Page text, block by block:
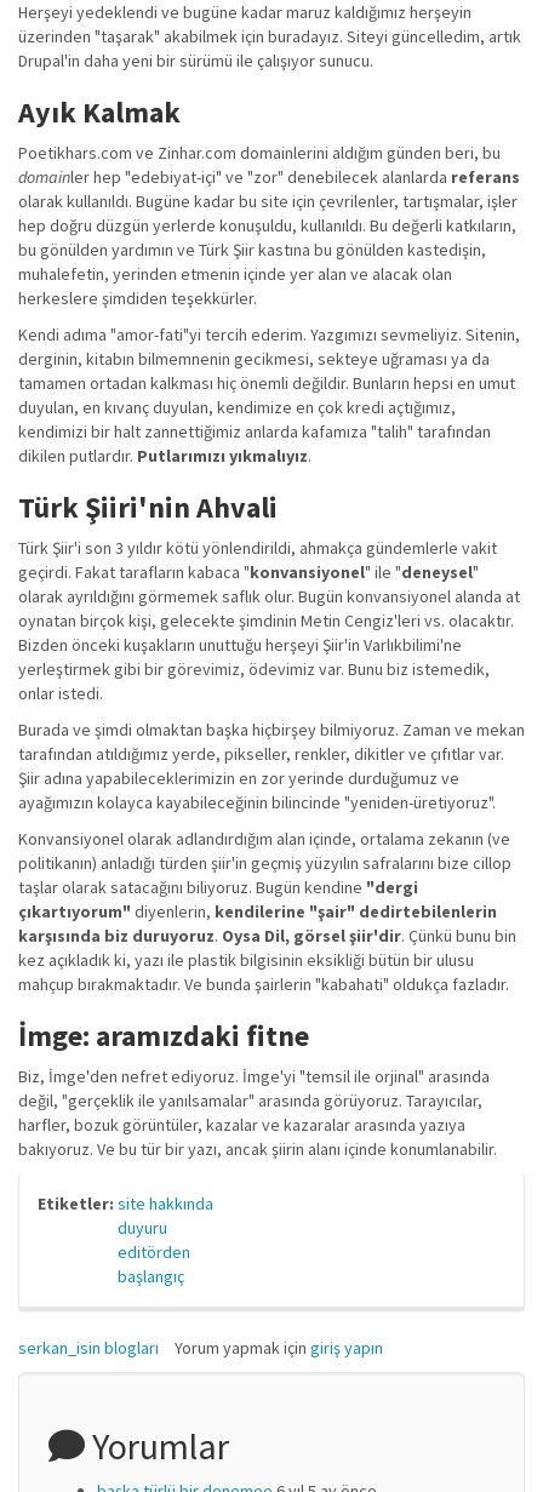
Herşeyi yedeklendi ve bugüne kadar maruz kaldığımız herşeyin
üzerinden "taşarak" akabilmek için buradayız. Siteyi güncelledim, artık
Drupal'in daha yeni bir sürümü ile çalışıyor sunucu.
Ayık Kalmak
Poetikhars.com ve Zinhar.com domainlerini aldığım günden beri, bu
domainler hep "edebiyat-içi" ve "zor" denebilecek alanlarda referans
olarak kullanıldı. Bugüne kadar bu site için çevrilenler, tartışmalar, işler
hep doğru düzgün yerlerde konuşuldu, kullanıldı. Bu değerli katkıların,
bu gönülden yardımın ve Türk Şiir kastına bu gönülden kastedişin,
muhalefetin, yerinden etmenin içinde yer alan ve alacak olan
herkeslere şimdiden teşekkürler.
Kendi adıma "amor-fati"yi tercih ederim. Yazgımızı sevmeliyiz. Sitenin,
derginin, kitabın bilmemnenin gecikmesi, sekteye uğraması ya da
tamamen ortadan kalkması hiç önemli değildir. Bunların hepsi en umut
duyulan, en kıvanç duyulan, kendimize en çok kredi açtığımız,
kendimizi bir halt zannettiğimiz anlarda kafamıza "talih" tarafından
dikilen putlardır. Putlarımızı yıkmalıyız.
Türk Şiiri'nin Ahvali
Türk Şiir'i son 3 yıldır kötü yönlendirildi, ahmakça gündemlerle vakit
geçirdi. Fakat tarafların kabaca "konvansiyonel" ile "deneysel"
olarak ayrıldığını görmemek saflık olur. Bugün konvansiyonel alanda at
oynatan birçok kişi, gelecekte şimdinin Metin Cengiz'leri vs. olacaktır.
Bizden önceki kuşakların unuttuğu herşeyi Şiir'in Varlıkbilimi'ne
yerleştirmek gibi bir görevimiz, ödevimiz var. Bunu biz istemedik,
onlar istedi.
Burada ve şimdi olmaktan başka hiçbirşey bilmiyoruz. Zaman ve mekan
tarafından atıldığımız yerde, pikseller, renkler, dikitler ve çıfıtlar var.
Şiir adına yapabileceklerimizin en zor yerinde durduğumuz ve
ayağımızın kolayca kayabileceğinin bilincinde "yeniden-üretiyoruz".
Konvansiyonel olarak adlandırdığım alan içinde, ortalama zekanın (ve
politikanın) anladığı türden şiir'in geçmiş yüzyılın safralarını bize cillop
taşlar olarak satacağını biliyoruz. Bugün kendine "dergi
çıkartıyorum" diyenlerin, kendilerine "şair" dedirtebilenlerin
karşısında biz duruyoruz. Oysa Dil, görsel şiir'dir. Çünkü bunu bin
kez açıkladık ki, yazı ile plastik bilgisinin eksikliği bütün bir ulusu
mahçup bırakmaktadır. Ve bunda şairlerin "kabahati" oldukça fazladır.
İmge: aramızdaki fitne
Biz, İmge'den nefret ediyoruz. İmge'yi "temsil ile orjinal" arasında
değil, "gerçeklik ile yanılsamalar" arasında görüyoruz. Tarayıcılar,
harfler, bozuk görüntüler, kazalar ve kazaralar arasında yazıya
bakıyoruz. Ve bu tür bir yazı, ancak şiirin alanı içinde konumlanabilir.
Etiketler: site hakkında
duyuru
editörden
başlangıç
serkan_isin blogları Yorum yapmak için giriş yapın
Yorumlar